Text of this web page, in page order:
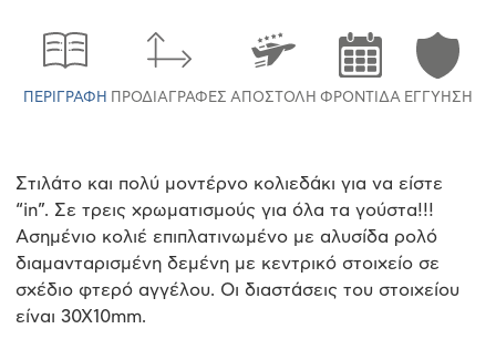
ΠΕΡΙΓΡΑΦΉ ΠΡΟΔΙΑΓΡΑΦΈΣ ΑΠΟΣΤΟΛΉ ΦΡΟΝΤΊΔΑ ΕΓΓΎΗΣΗ
Στιλάτο και πολύ μοντέρνο κολιεδάκι για να είστε
“in”. Σε τρεις χρωματισμούς για όλα τα γούστα!!!
Ασημένιο κολιέ επιπλατινωμένο με αλυσίδα ρολό
διαμανταρισμένη δεμένη με κεντρικό στοιχείο σε
σχέδιο φτερό αγγέλου. Οι διαστάσεις του στοιχείου
είναι 30Χ10mm.